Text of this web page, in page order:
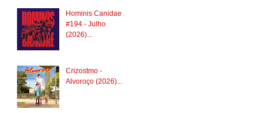
Hominis Canidae
#194 - Julho
(2026)...
Crizostmo -
Alvoroço (2026)...